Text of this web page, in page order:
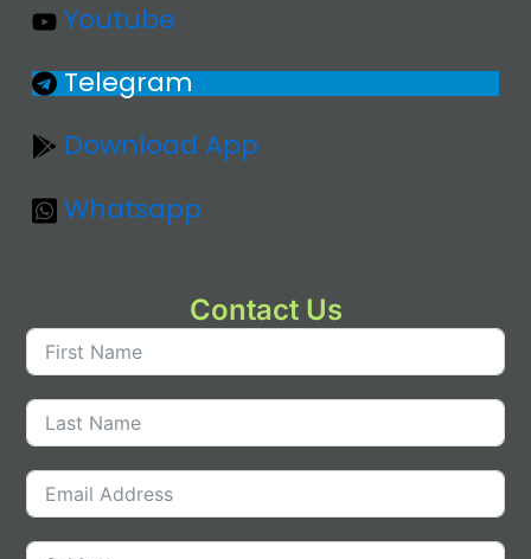
Youtube
Telegram
Download App
Whatsapp
Contact Us